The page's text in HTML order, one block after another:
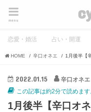
menu
恋愛・婚活 占い・開運
HOME 辛口オネエ
2022.01.15
辛口オネエ
この記事は約2分で読めます
1月後半【辛口オ